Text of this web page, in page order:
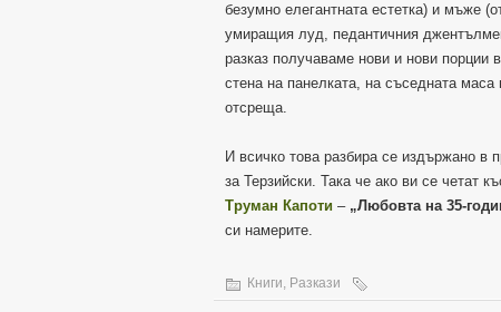
безумно елегантната естетка) и мъже
умиращия луд, педантичния
разказ получаваме нови и нови порции
стена на панелката, на съседната
отсреща.
И всичко това разбира се издържано в
за Терзийски. Така че ако ви се четат
Труман Капоти – „Любовта на 35-
си намерите.
Книги, Разкази